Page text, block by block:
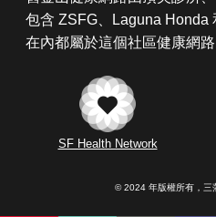
SF Health Network
包含 ZSFG、Laguna Honda
在內都屬於這個社區健康網路
© 2024 年版權所有，三